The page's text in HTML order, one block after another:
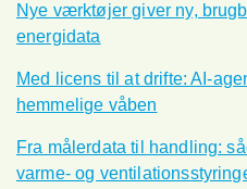
Nye værktøjer giver ny,
energidata
Med licens til at drifte: AI-
hemmelige våben
Fra målerdata til handling:
varme- og